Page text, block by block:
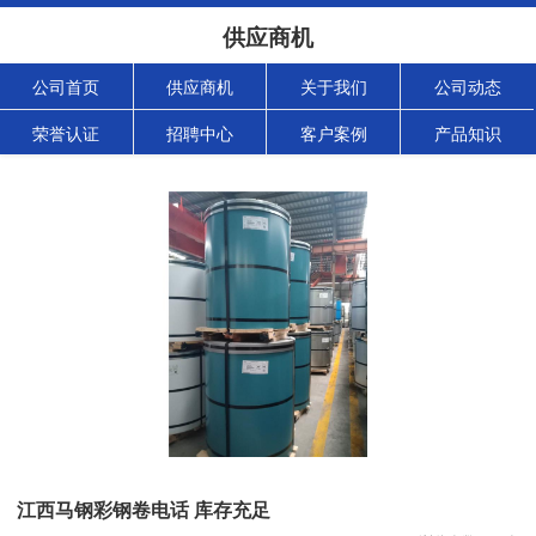
供应商机
公司首页 供应商机 关于我们 公司动态
荣誉认证 招聘中心 客户案例 产品知识
江西马钢彩钢卷电话 库存充足